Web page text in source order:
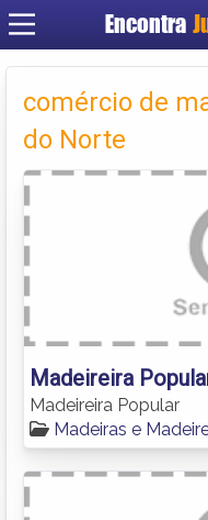
Encontra
comércio de
do Norte
Madeireira
Madeireira Popular
Madeiras e